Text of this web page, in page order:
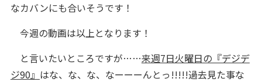
なカバンにも合いそうです！
今週の動画は以上となります！
と言いたいところですが……来週7日火曜日の『デジデ
ジ90』 はな、な、な、なーーーんとっ!!!!!過去見た事な